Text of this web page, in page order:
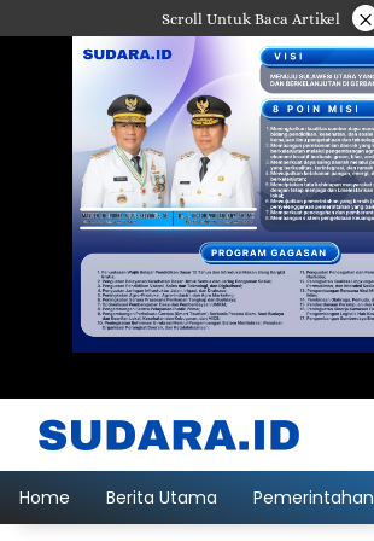
ke
Scroll Untuk Baca Artikel ×
Home Berita Utama Pemerintahan